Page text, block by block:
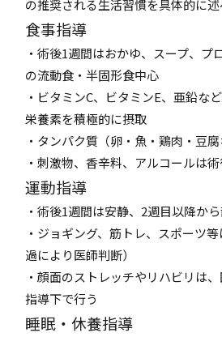
の推奨される生活習慣を具体的に述
食事指導
・術後1週間はおかゆ、スープ、プ
の流動食・半固形食中心
・ビタミンC、ビタミンE、亜鉛な
栄養素を積極的に摂取
・タンパク質（卵・魚・鶏肉・豆
・刺激物、香辛料、アルコールは
運動指導
・術後1週間は安静、2週目以降か
・ジョギング、筋トレ、スポーツ
過により医師判断）
・顔面のストレッチやリハビリは
指導下で行う
睡眠・休養指導